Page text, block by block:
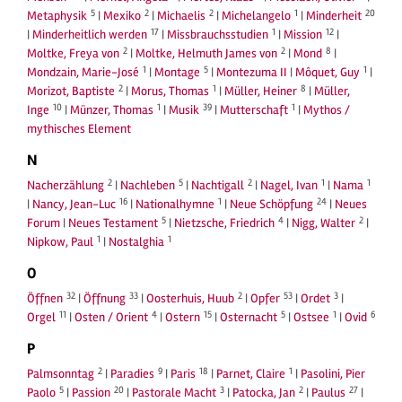
Metaphysik 5 | Mexiko 2 | Michaelis 2 | Michelangelo 1 | Minderheit 20
| Minderheitlich werden 17 | Missbrauchsstudien 1 | Mission 12 |
Moltke, Freya von 2 | Moltke, Helmuth James von 2 | Mond 8 |
Mondzain, Marie-José 1 | Montage 5 | Montezuma II | Môquet, Guy 1 |
Morizot, Baptiste 2 | Morus, Thomas 1 | Müller, Heiner 8 | Müller,
Inge 10 | Münzer, Thomas 1 | Musik 39 | Mutterschaft 1 | Mythos /
mythisches Element
N
Nacherzählung 2 | Nachleben 5 | Nachtigall 2 | Nagel, Ivan 1 | Nama 1
| Nancy, Jean-Luc 16 | Nationalhymne 1 | Neue Schöpfung 24 | Neues
Forum | Neues Testament 5 | Nietzsche, Friedrich 4 | Nigg, Walter 2 |
Nipkow, Paul 1 | Nostalghia 1
O
Öffnen 32 |Öffnung 33 |Oosterhuis, Huub 2 |Opfer 53 |Ordet 3 |
Orgel 11 |Osten / Orient 4 |Ostern 15 |Osternacht 5 |Ostsee 1 |Ovid 6
P
Palmsonntag 2 | Paradies 9 | Paris 18 | Parnet, Claire 1 | Pasolini, Pier
Paolo 5 | Passion 20 | Pastorale Macht 3 | Patocka, Jan 2 | Paulus 27 |